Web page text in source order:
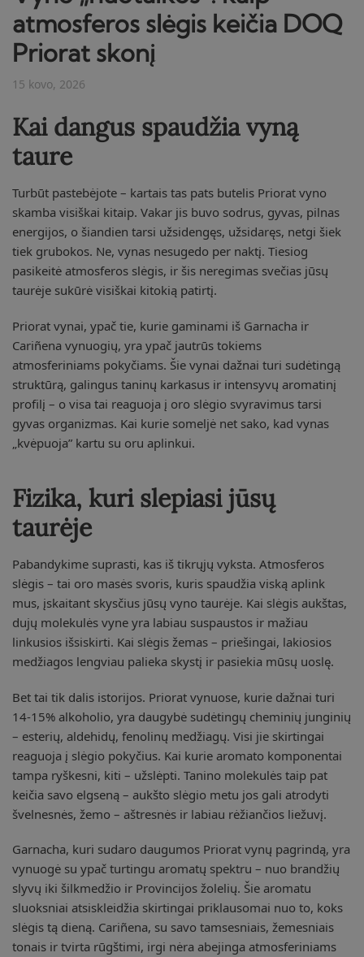
atmosferos slėgis keičia DOQ
Priorat skonį
15 kovo, 2026
Kai dangus spaudžia vyną
taure
Turbūt pastebėjote – kartais tas pats butelis Priorat vyno
skamba visiškai kitaip. Vakar jis buvo sodrus, gyvas, pilnas
energijos, o šiandien tarsi užsidengęs, užsidaręs, netgi šiek
tiek grubokos. Ne, vynas nesugedo per naktį. Tiesiog
pasikeitė atmosferos slėgis, ir šis neregimas svečias jūsų
taurėje sukūrė visiškai kitokią patirtį.
Priorat vynai, ypač tie, kurie gaminami iš Garnacha ir
Cariñena vynuogių, yra ypač jautrūs tokiems
atmosferiniams pokyčiams. Šie vynai dažnai turi sudėtingą
struktūrą, galingus taninų karkasus ir intensyvų aromatinį
profilį – o visa tai reaguoja į oro slėgio svyravimus tarsi
gyvas organizmas. Kai kurie someljė net sako, kad vynas
„kvėpuoja” kartu su oru aplinkui.
Fizika, kuri slepiasi jūsų
taurėje
Pabandykime suprasti, kas iš tikrųjų vyksta. Atmosferos
slėgis – tai oro masės svoris, kuris spaudžia viską aplink
mus, įskaitant skysčius jūsų vyno taurėje. Kai slėgis aukštas,
dujų molekulės vyne yra labiau suspaustos ir mažiau
linkusios išsiskirti. Kai slėgis žemas – priešingai, lakiosios
medžiagos lengviau palieka skystį ir pasiekia mūsų uoslę.
Bet tai tik dalis istorijos. Priorat vynuose, kurie dažnai turi
14-15% alkoholio, yra daugybė sudėtingų cheminių junginių
– esterių, aldehidų, fenolinų medžiagų. Visi jie skirtingai
reaguoja į slėgio pokyčius. Kai kurie aromato komponentai
tampa ryškesni, kiti – užslėpti. Tanino molekulės taip pat
keičia savo elgseną – aukšto slėgio metu jos gali atrodyti
švelnesnės, žemo – aštresnės ir labiau rėžiančios liežuvį.
Garnacha, kuri sudaro daugumos Priorat vynų pagrindą, yra
vynuogė su ypač turtingu aromatų spektru – nuo brandžių
slyvų iki šilkmedžio ir Provincijos žolelių. Šie aromatu
sluoksniai atsiskleidžia skirtingai priklausomai nuo to, koks
slėgis tą dieną. Cariñena, su savo tamsesniais, žemesniais
tonais ir tvirta rūgštimi, irgi nėra abejinga atmosferiniams